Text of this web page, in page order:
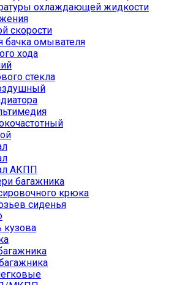
охлаждающей жидкости
скорости
бачка омывателя
хода
стекла
АКПП
багажника
крюка
сиденья
кузова